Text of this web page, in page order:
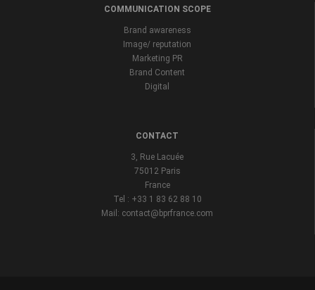
COMMUNICATION SCOPE
Brand awareness
Image/ reputation
Marketing PR
Brand Content
Digital
CONTACT
3, Rue Lacuée
75012 Paris
France
Tel : +33 1 83 62 88 10
Mail: contact@bprfrance.com